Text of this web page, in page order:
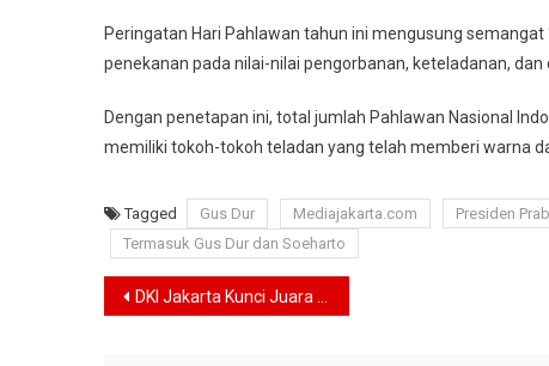
Peringatan Hari Pahlawan tahun ini mengusung
penekanan pada nilai-nilai pengorbanan, keteladanan, dan
Dengan penetapan ini, total jumlah Pahlawan Nasional
memiliki tokoh-tokoh teladan yang telah memberi warna
Tagged Gus Dur Mediajakarta.com Presiden
Termasuk Gus Dur dan Soeharto
Navigasi
DKI Jakarta Kunci Juara Umum POPNAS XVII 2025, Jateng Tak Lagi Bisa Menyalip